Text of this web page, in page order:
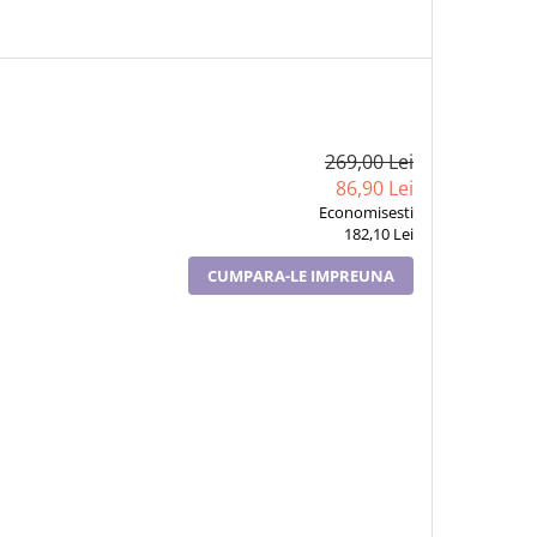
269,00 Lei
86,90 Lei
Economisesti
182,10 Lei
CUMPARA-LE IMPREUNA